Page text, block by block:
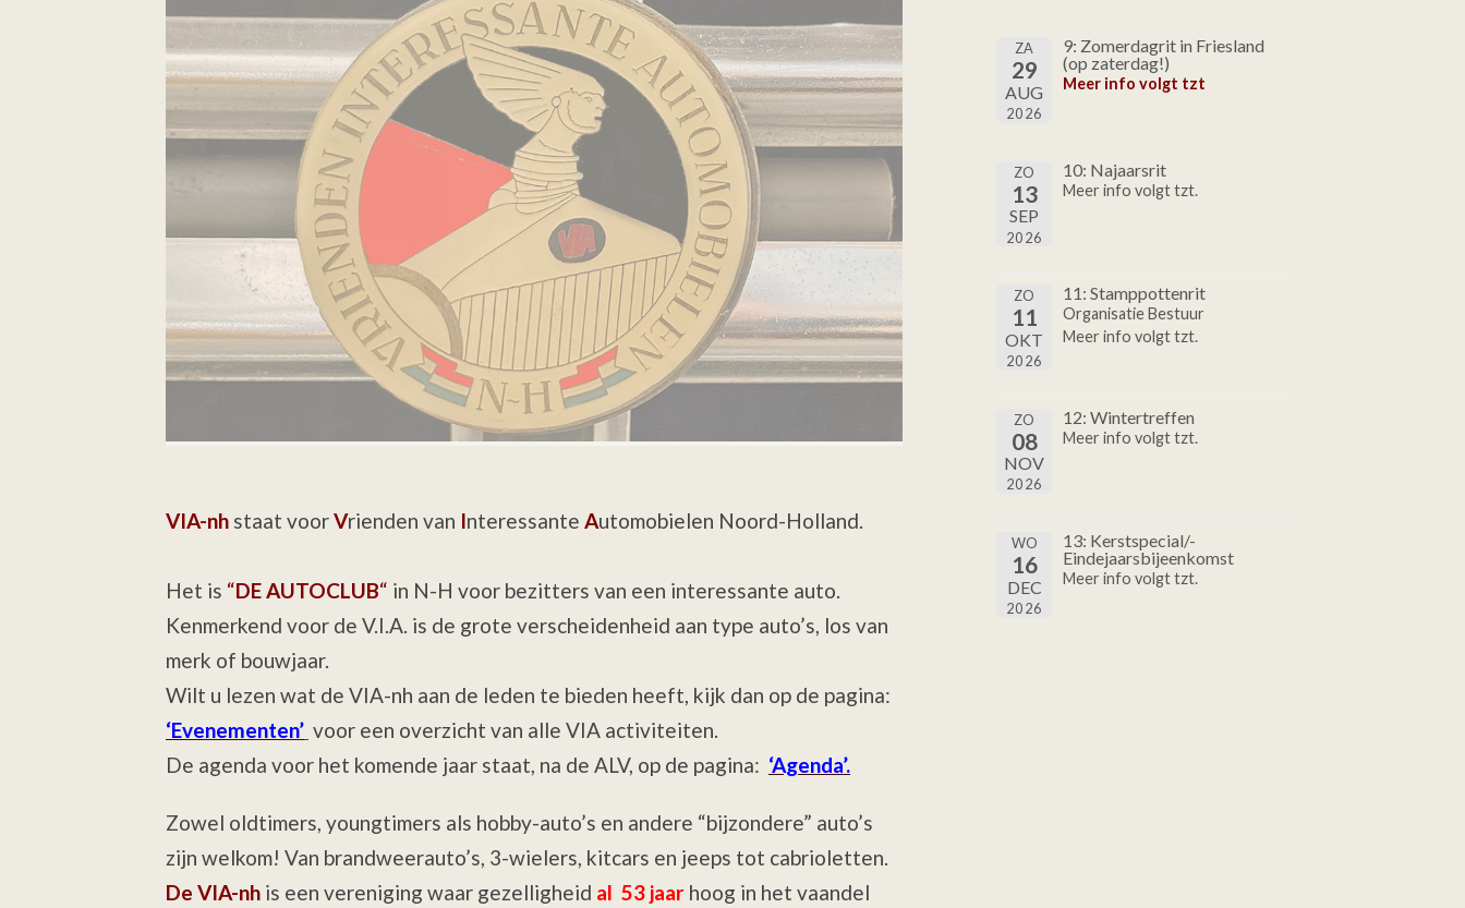
VIA-nh staat voorVrienden van Interessante Automobielen Noord-Holland.
Het is “DE AUTOCLUB“ in N-H voor bezitters van een interessante auto.
Kenmerkend voor de V.I.A. is de grote verscheidenheid aan type auto’s, los van
merk of bouwjaar.
Wilt u lezen wat de VIA-nh aan de leden te bieden heeft, kijk dan op de pagina:
‘Evenementen’ voor een overzicht van alle VIA activiteiten.
De agenda voor het komende jaar staat, na de ALV, op de pagina: ‘Agenda’.
Zowel oldtimers, youngtimers als hobby-auto’s en andere “bijzondere” auto’s
zijn welkom! Van brandweerauto’s, 3-wielers, kitcars en jeeps tot cabrioletten.
De VIA-nh is een vereniging waar gezelligheid al 53 jaar hoog in het vaandel
ZA
29
AUG
2026
9: Zomerdagrit in Friesland
(op zaterdag!)
Meer info volgt tzt
ZO
13
SEP
2026
10: Najaarsrit
Meer info volgt tzt.
ZO
11
OKT
2026
11: Stamppottenrit
Organisatie Bestuur
Meer info volgt tzt.
ZO
08
NOV
2026
12: Wintertreffen
Meer info volgt tzt.
WO
16
DEC
2026
13: Kerstspecial/-
Eindejaarsbijeenkomst
Meer info volgt tzt.